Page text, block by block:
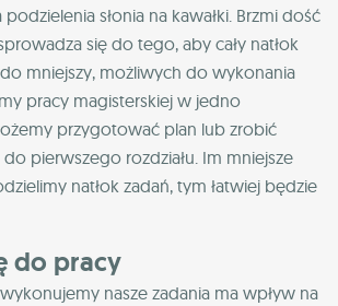
słonia na kawałki. Brzmi dość
się do tego, aby cały natłok
mniejszy, możliwych do wykonania
pracy magisterskiej w jedno
przygotować plan lub zrobić
pierwszego rozdziału. Im mniejsze
natłok zadań, tym łatwiej będzie
do pracy
nasze zadania ma wpływ na